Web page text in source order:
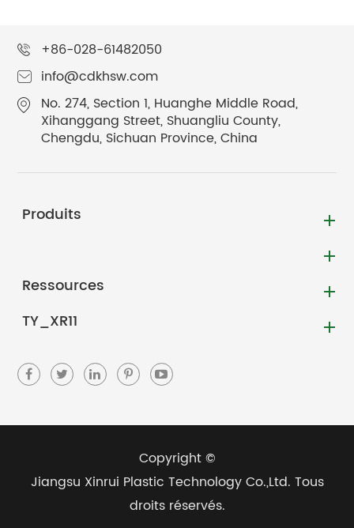
+86-028-61482050
info@cdkhsw.com
No. 274, Section 1, Huanghe Middle Road,
Xihanggang Street, Shuangliu County,
Chengdu, Sichuan Province, China
Produits
Ressources
TY_XR11
Copyright ©
Jiangsu Xinrui Plastic Technology Co.,Ltd. Tous
droits réservés.